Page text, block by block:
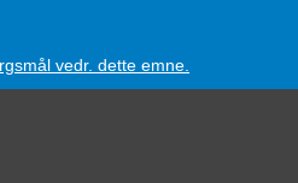
vedr. dette emne.